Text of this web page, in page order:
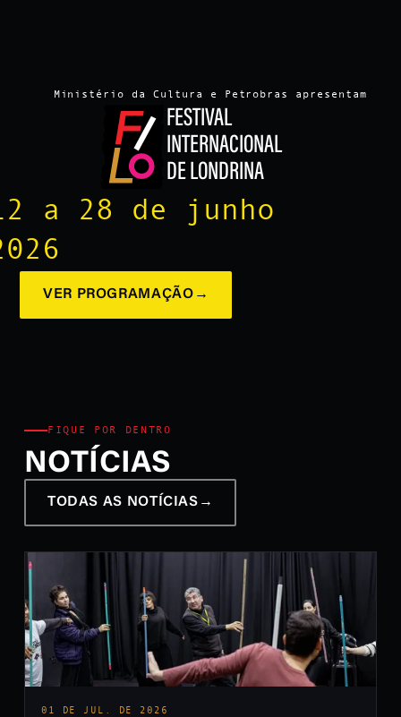
Ministério da Cultura e Petrobras apresentam
FESTIVAL
INTERNACIONAL
DE LONDRINA
a 28 de junho
VER PROGRAMAÇÃO →
FIQUE POR DENTRO
NOTÍCIAS
TODAS AS NOTÍCIAS →
01 DE JUL. DE 2026